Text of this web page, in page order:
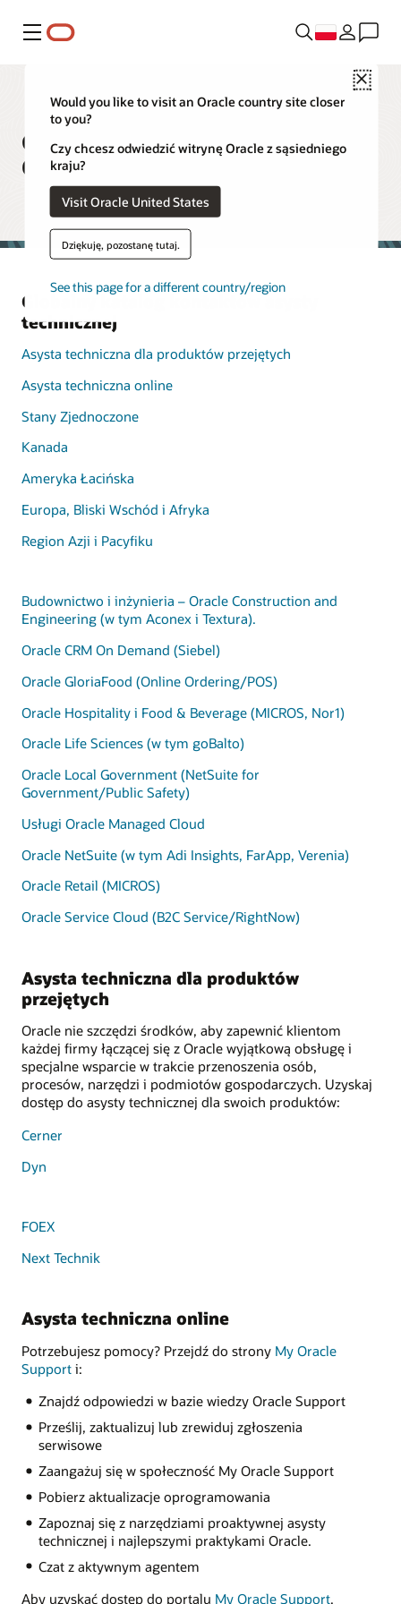
Menu
Close
Would you like to visit an Oracle country site closer
to you?
Czy chcesz odwiedzić witrynę Oracle z sąsiedniego
kraju?
Visit Oracle United States
Dziękuję, pozostanę tutaj.
See this page for a different country/region
Globalny katalog kontaktów
Oracle Support
Globalny katalog kontaktów asysty
technicznej
Asysta techniczna dla produktów przejętych
Asysta techniczna online
Stany Zjednoczone
Kanada
Ameryka Łacińska
Europa, Bliski Wschód i Afryka
Region Azji i Pacyfiku
Budownictwo i inżynieria – Oracle Construction and
Engineering (w tym Aconex i Textura).
Oracle CRM On Demand (Siebel)
Oracle GloriaFood (Online Ordering/POS)
Oracle Hospitality i Food & Beverage (MICROS, Nor1)
Oracle Life Sciences (w tym goBalto)
Oracle Local Government (NetSuite for
Government/Public Safety)
Usługi Oracle Managed Cloud
Oracle NetSuite (w tym Adi Insights, FarApp, Verenia)
Oracle Retail (MICROS)
Oracle Service Cloud (B2C Service/RightNow)
Asysta techniczna dla produktów
przejętych
Oracle nie szczędzi środków, aby zapewnić klientom
każdej firmy łączącej się z Oracle wyjątkową obsługę i
specjalne wsparcie w trakcie przenoszenia osób,
procesów, narzędzi i podmiotów gospodarczych. Uzyskaj
dostęp do asysty technicznej dla swoich produktów:
Cerner
Dyn
FOEX
Next Technik
Asysta techniczna online
Potrzebujesz pomocy? Przejdź do strony My Oracle
Support i:
Znajdź odpowiedzi w bazie wiedzy Oracle Support
Prześlij, zaktualizuj lub zrewiduj zgłoszenia
serwisowe
Zaangażuj się w społeczność My Oracle Support
Pobierz aktualizacje oprogramowania
Zapoznaj się z narzędziami proaktywnej asysty
technicznej i najlepszymi praktykami Oracle.
Czat z aktywnym agentem
Aby uzyskać dostęp do portalu My Oracle Support,